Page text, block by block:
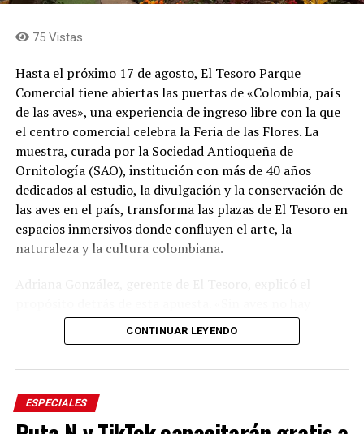
75 Vistas
Hasta el próximo 17 de agosto, El Tesoro Parque
Comercial tiene abiertas las puertas de «Colombia, país
de las aves», una experiencia de ingreso libre con la que
el centro comercial celebra la Feria de las Flores. La
muestra, curada por la Sociedad Antioqueña de
Ornitología (SAO), institución con más de 40 años
dedicados al estudio, la divulgación y la conservación de
las aves en el país, transforma las plazas de El Tesoro en
espacios inmersivos donde confluyen el arte, la
naturaleza y la cultura colombiana.
flores. Por esta razón abrimos nuestra celebración de la
Feria de las Flores con ‘Colombia, país de las aves’, una
propósito: diseñar espacios que nos enseñen sobre
nuestras riquezas naturales para enamorarnos de ellas y
CONTINUAR LEYENDO
ESPECIALES